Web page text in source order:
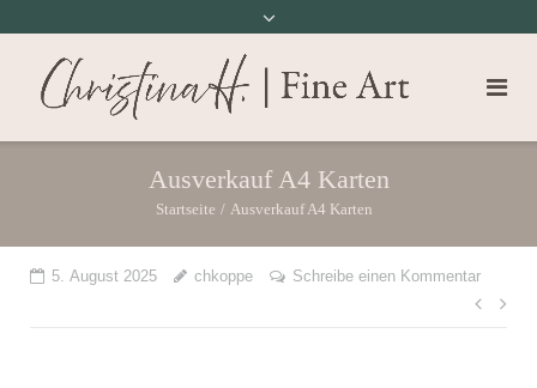
Ausverkauf A4 Karten
Startseite / Ausverkauf A4 Karten
5. August 2025 chkoppe Schreibe einen Kommentar